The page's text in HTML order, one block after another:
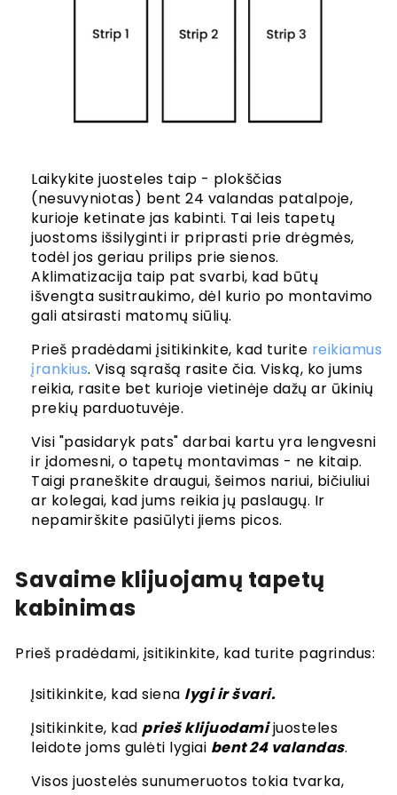
Laikykite juosteles taip - plokščias
(nesuvyniotas) bent 24 valandas patalpoje,
kurioje ketinate jas kabinti. Tai leis tapetų
juostoms išsilyginti ir priprasti prie drėgmės,
todėl jos geriau prilips prie sienos.
Aklimatizacija taip pat svarbi, kad būtų
išvengta susitraukimo, dėl kurio po montavimo
gali atsirasti matomų siūlių.
Prieš pradėdami įsitikinkite, kad turite reikiamus
įrankius. Visą sąrašą rasite čia. Viską, ko jums
reikia, rasite bet kurioje vietinėje dažų ar ūkinių
prekių parduotuvėje.
Visi "pasidaryk pats" darbai kartu yra lengvesni
ir įdomesni, o tapetų montavimas - ne kitaip.
Taigi praneškite draugui, šeimos nariui, bičiuliui
ar kolegai, kad jums reikia jų paslaugų. Ir
nepamirškite pasiūlyti jiems picos.
Savaime klijuojamų tapetų
kabinimas
Prieš pradėdami, įsitikinkite, kad turite pagrindus:
Įsitikinkite, kad siena lygi ir švari.
Įsitikinkite, kad prieš klijuodamijuosteles
leidote joms gulėti lygiai bent 24 valandas.
Visos juostelės sunumeruotos tokia tvarka,